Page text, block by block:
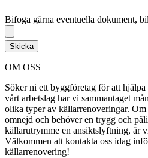
Bifoga gärna eventuella dokument,
Skicka
OM OSS
Söker ni ett byggföretag för att
vårt arbetslag har vi sammantaget
olika typer av källarrenoveringar.
omnejd och behöver en trygg och
källarutrymme en ansiktslyftning, är
Välkommen att kontakta oss idag
källarrenovering!